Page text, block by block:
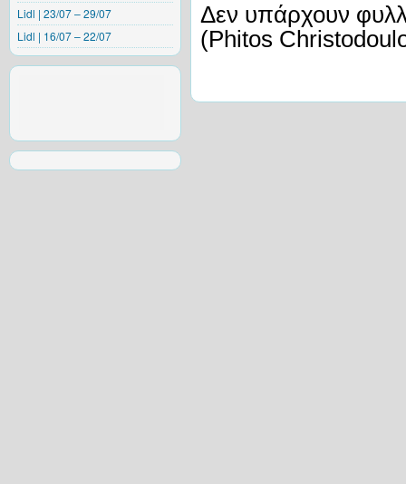
Lidl | 23/07 – 29/07
Lidl | 16/07 – 22/07
Δεν υπάρχουν
(Phitos